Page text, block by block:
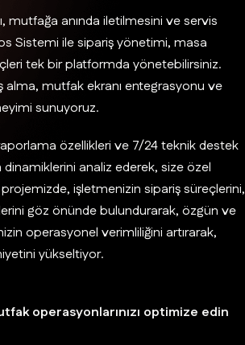
mutfağa anında iletilmesini ve servis
Sistemi ile sipariş yönetimi, masa
tek bir platformda yönetebilirsiniz.
alma, mutfak ekranı entegrasyonu ve
sunuyoruz.
özellikleri ve 7/24 teknik destek
dinamiklerini analiz ederek, size özel
işletmenizin sipariş süreçlerini,
göz önünde bulundurarak, özgün ve
operasyonel verimliliğini artırarak,
yükseltiyor.
operasyonlarınızı optimize edin